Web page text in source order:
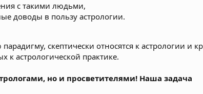
с такими людьми,
доводы в пользу астрологии.
скептически относятся к астрологии и
к астрологической практике.
но и просветителями! Наша задача